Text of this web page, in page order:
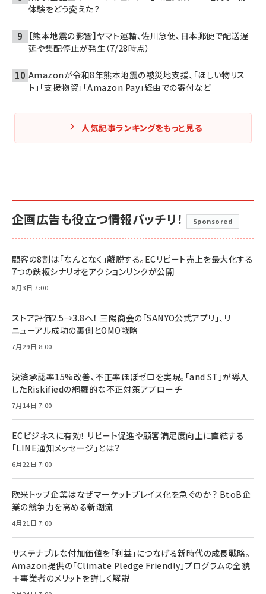
体験をどう変えた？
【熊本地震の影響】ヤマト運輸、佐川急便、日本郵便で配送遅
延や集配停止が発生（7/28時点）
Amazonが令和8年熊本地震の被災地支援、「ほしい物リス
ト」「支援物資」「Amazon Pay」経由での寄付など
人気記事ランキングをもっと見る
企画広告も役立つ情報バッチリ！ Sponsored
顧客の8割は「なんとなく」離脱する。ECリピート売上を最大化する
7つの鉄板シナリオをアクションリンクが公開
8月3日 7:00
ストア評価2.5→3.8へ！ 三陽商会の「SANYO公式アプリ」、リ
ニューアル成功の裏側とOMO戦略
7月29日 8:00
決済承認率15%改善、不正率ほぼゼロを実現。「and ST」が導入
したRiskifiedの網羅的な不正対策アプローチ
7月14日 7:00
ECビジネスに有効！ リピート促進や顧客満足度向上に直結する
「LINE通知メッセージ」とは？
6月22日 7:00
欧米トップ企業はなぜマーケットプレイス化を急ぐのか？ BtoB企
業の競争力を高める新潮流
4月21日 7:00
サステナブルな付加価値を「利益」につなげる新時代の成長戦略。
Amazon提供の「Climate Pledge Friendly」プログラムの全貌
＋事業者のメリットを詳しく解説